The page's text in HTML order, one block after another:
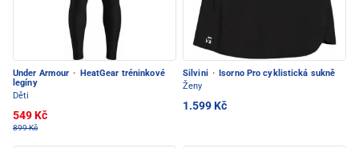
Under Armour ·
HeatGear tréninkové
legíny
Děti
549 Kč
899 Kč
Silvini ·
Isorno Pro cyklistická sukně
Ženy
1.599 Kč